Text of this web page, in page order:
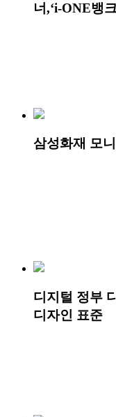
너,‘i-ONE뱅
삼성화재 모
디지털 정부
디자인 표준